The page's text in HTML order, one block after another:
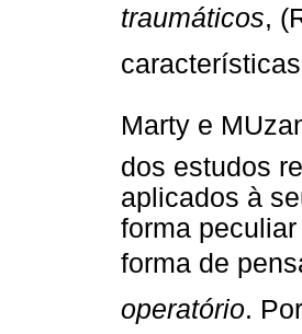
traumáticos,
Marty e
dos estudos
aplicados à
forma
forma de
operatório.